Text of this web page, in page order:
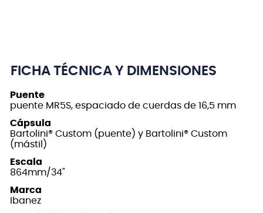
FICHA TÉCNICA Y DIMENSIONES
Puente
puente MR5S, espaciado de cuerdas de 16,5 mm
Cápsula
Bartolini® Custom (puente) y Bartolini® Custom
(mástil)
Escala
864mm/34"
Marca
Ibanez